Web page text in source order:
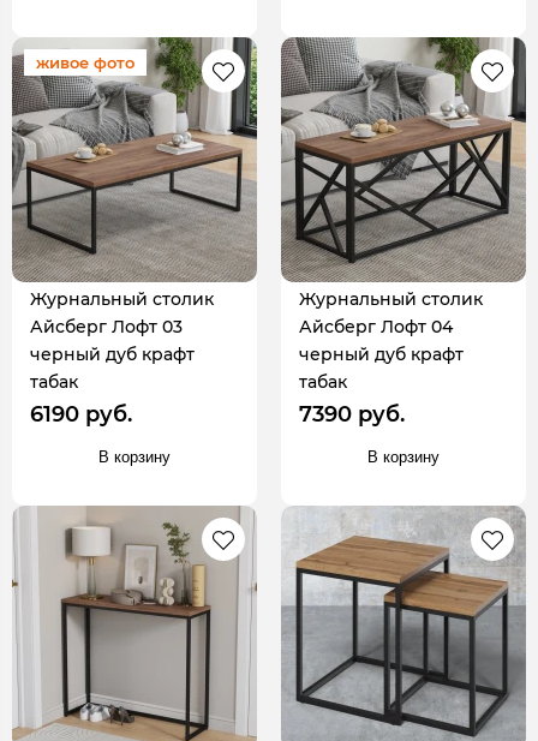
живое фото
Журнальный столик
Айсберг Лофт 03
черный дуб крафт
табак
6190 руб.
В корзину
Журнальный столик
Айсберг Лофт 04
черный дуб крафт
табак
7390 руб.
В корзину